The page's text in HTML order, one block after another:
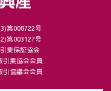
第008722号
第003127号
業保証協会
引業協会会員
引協議会会員